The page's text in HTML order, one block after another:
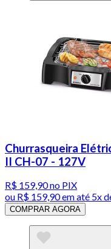
Churrasqueira
II CH-07 - 127V
R$ 159,90no PIX
ou R$ 159,90em até 5x
COMPRAR AGORA